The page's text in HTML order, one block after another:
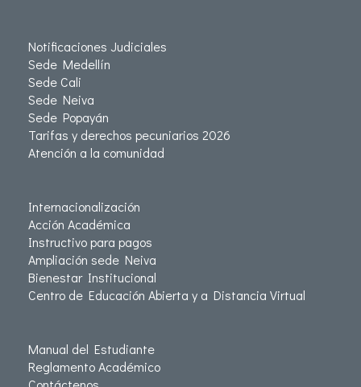
Notificaciones Judiciales
Sede Medellín
Sede Cali
Sede Neiva
Sede Popayán
Tarifas y derechos pecuniarios 2026
Atención a la comunidad
Internacionalización
Acción Académica
Instructivo para pagos
Ampliación sede Neiva
Bienestar Institucional
Centro de Educación Abierta y a Distancia Virtual
Manual del Estudiante
Reglamento Académico